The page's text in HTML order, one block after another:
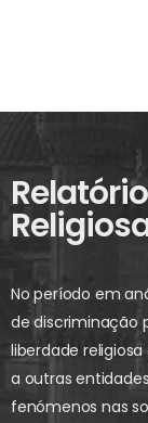
No período em
de discriminação
liberdade
a outras
fenómenos nas